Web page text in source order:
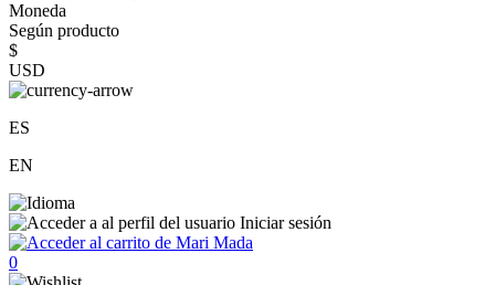
Moneda
Según producto
$
USD
ES
EN
Iniciar sesión
0